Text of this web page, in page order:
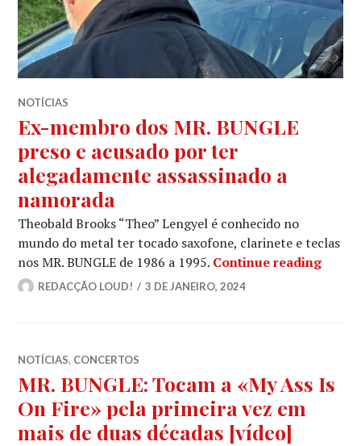
NOTÍCIAS
Ex-membro dos MR. BUNGLE
preso e acusado por ter
alegadamente assassinado a
namorada
Theobald Brooks “Theo” Lengyel é conhecido no
mundo do metal ter tocado saxofone, clarinete e teclas
nos MR. BUNGLE de 1986 a 1995. Continue readingEx-
REDACÇÃO LOUD! 3 DE JANEIRO, 2024
NOTÍCIAS, CONCERTOS
MR. BUNGLE: Tocam a «My Ass Is
On Fire» pela primeira vez em
mais de duas décadas [vídeo]